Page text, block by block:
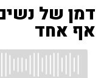
דמן של
אף אחד